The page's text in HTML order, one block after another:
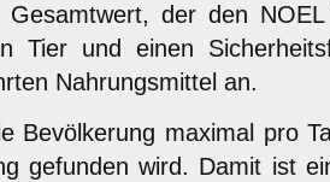
Gesamtwert, der den
Tier und einen
Nahrungsmittel an.
maximal pro
gefunden wird. Damit ist